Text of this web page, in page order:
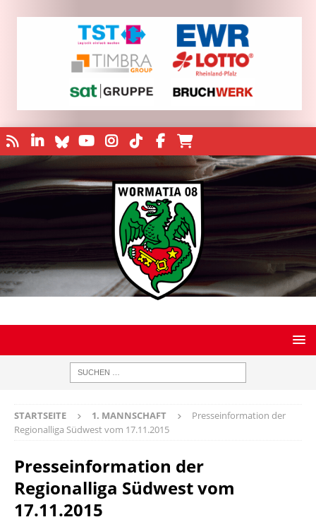
STARTSEITE 1. MANNSCHAFT
Presseinformation der
Regionalliga Südwest vom 17.11.2015
Presseinformation der
Regionalliga Südwest vom
17.11.2015